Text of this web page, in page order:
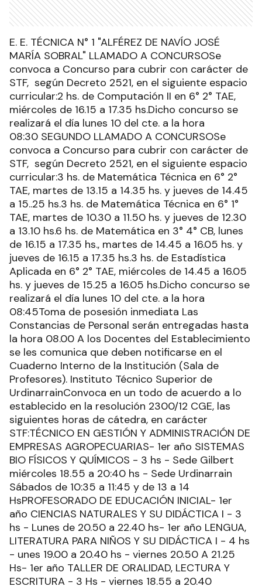
E. E. TÉCNICA N° 1 "ALFÉREZ DE NAVÍO JOSÉ
MARÍA SOBRAL" LLAMADO A CONCURSOSe
convoca a Concurso para cubrir con carácter de
STF, según Decreto 2521, en el siguiente espacio
curricular:2 hs. de Computación II en 6° 2° TAE,
miércoles de 16.15 a 17.35 hs.Dicho concurso se
realizará el día lunes 10 del cte. a la hora
08:30 SEGUNDO LLAMADO A CONCURSOSe
convoca a Concurso para cubrir con carácter de
STF, según Decreto 2521, en el siguiente espacio
curricular:3 hs. de Matemática Técnica en 6° 2°
TAE, martes de 13.15 a 14.35 hs. y jueves de 14.45
a 15..25 hs.3 hs. de Matemática Técnica en 6° 1°
TAE, martes de 10.30 a 11.50 hs. y jueves de 12.30
a 13.10 hs.6 hs. de Matemática en 3° 4° CB, lunes
de 16.15 a 17.35 hs., martes de 14.45 a 16.05 hs. y
jueves de 16.15 a 17.35 hs.3 hs. de Estadística
Aplicada en 6° 2° TAE, miércoles de 14.45 a 16.05
hs. y jueves de 15.25 a 16.05 hs.Dicho concurso se
realizará el día lunes 10 del cte. a la hora
08:45Toma de posesión inmediata Las
Constancias de Personal serán entregadas hasta
la hora 08.00 A los Docentes del Establecimiento
se les comunica que deben notificarse en el
Cuaderno Interno de la Institución (Sala de
Profesores). Instituto Técnico Superior de
UrdinarrainConvoca en un todo de acuerdo a lo
establecido en la resolución 2300/12 CGE, las
siguientes horas de cátedra, en carácter
STF:TÉCNICO EN GESTIÓN Y ADMINISTRACIÓN DE
EMPRESAS AGROPECUARIAS- 1er año SISTEMAS
BIO FÍSICOS Y QUÍMICOS - 3 hs - Sede Gilbert
miércoles 18.55 a 20:40 hs - Sede Urdinarrain
Sábados de 10:35 a 11:45 y de 13 a 14
HsPROFESORADO DE EDUCACIÓN INICIAL- 1er
año CIENCIAS NATURALES Y SU DIDÁCTICA I - 3
hs - Lunes de 20.50 a 22.40 hs- 1er año LENGUA,
LITERATURA PARA NIÑOS Y SU DIDÁCTICA I - 4 hs
- unes 19.00 a 20.40 hs - viernes 20.50 A 21.25
Hs- 1er año TALLER DE ORALIDAD, LECTURA Y
ESCRITURA - 3 Hs - viernes 18.55 a 20.40